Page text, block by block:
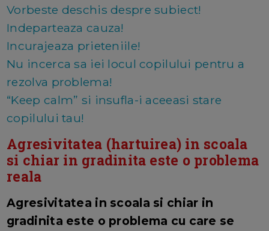
Vorbeste deschis despre subiect!
Indeparteaza cauza!
Incurajeaza prieteniile!
Nu incerca sa iei locul copilului pentru a
rezolva problema!
“Keep calm” si insufla-i aceeasi stare
copilului tau!
Agresivitatea (hartuirea) in scoala
si chiar in gradinita este o problema
reala
Agresivitatea in scoala si chiar in
gradinita este o problema cu care se